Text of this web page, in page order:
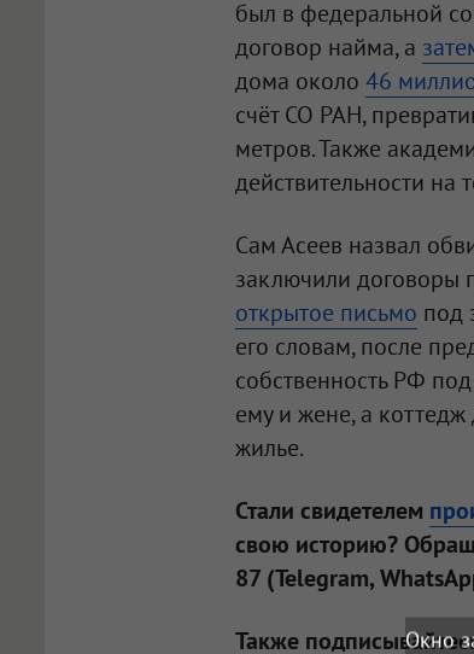
был в федеральной
договор найма, а
дома около 46
счёт СО РАН,
метров. Также
действительности
Сам Асеев назвал
заключили договоры
открытое письмо под
его словам, после
собственность РФ
ему и жене, а
жилье.
Стали свидетелем
свою историю?
87 (Telegram,
Также